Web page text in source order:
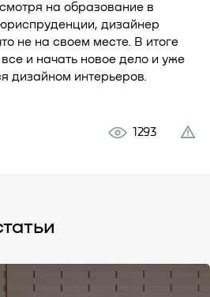
на образование в
дизайнер
не на своем месте. В итоге
и начать новое дело и уже
дизайном интерьеров.
1293